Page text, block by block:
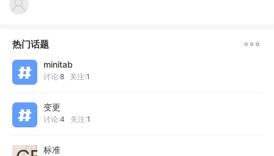
热门话题 
minitab
讨论:8 关注:1
变更
讨论:4 关注:1
标准